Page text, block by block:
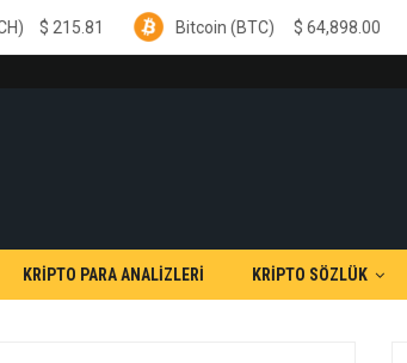
KRİPTO PARA ANALİZLERİ KRİPTO SÖZLÜK
Bitcoin (BTC) $ 64,898.00 Ethereum